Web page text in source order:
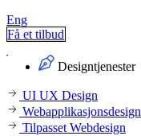
Eng
Få et tilbud
Designtjenester
UI UX Design
Webapplikasjonsdesign
Tilpasset Webdesign